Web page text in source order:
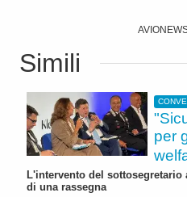
Simili
per
L'intervento del
di una rassegna